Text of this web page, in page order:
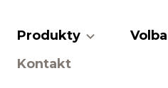
Produkty
Kontakt